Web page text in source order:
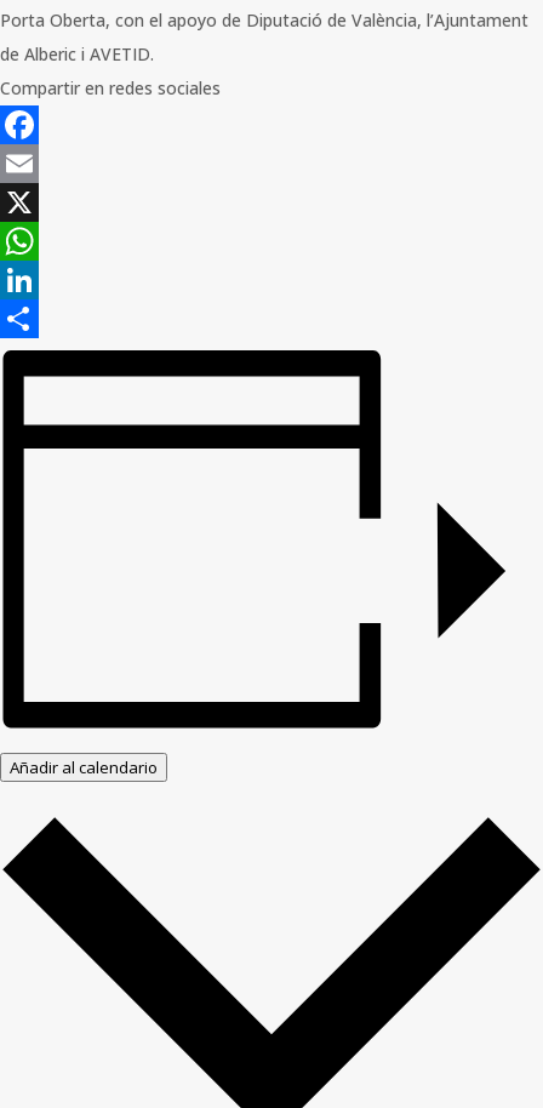
Porta Oberta, con el apoyo de Diputació de València, l’Ajuntament
de Alberic i AVETID.
Compartir en redes sociales
Facebook
Email
X
WhatsApp
LinkedIn
Compartir
Añadir al calendario